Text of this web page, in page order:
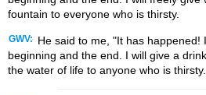
fountain to everyone who is thirsty.
GWV:
He said to me, "It has happened!
beginning and the end. I will give a
the water of life to anyone who is thirsty.